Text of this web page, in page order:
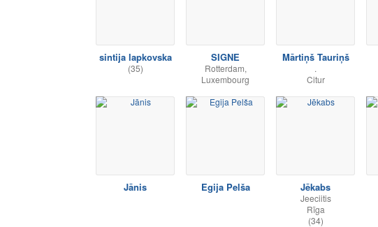
sintija lapkovska
(35)
SIGNE
Rotterdam,
Luxembourg
Mārtiņš Tauriņš
.
Citur
Jānis Egija Pelša Jēkabs
Jeeciitis
Rīga
(34)